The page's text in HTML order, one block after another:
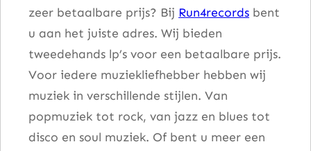
zeer betaalbare prijs? Bij Run4records bent
u aan het juiste adres. Wij bieden
tweedehands lp’s voor een betaalbare prijs.
Voor iedere muziekliefhebber hebben wij
muziek in verschillende stijlen. Van
popmuziek tot rock, van jazz en blues tot
disco en soul muziek. Of bent u meer een